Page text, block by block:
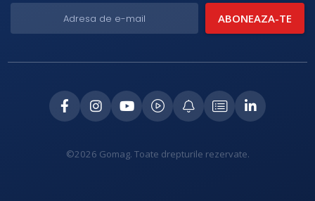
©2026 Gomag. Toate drepturile rezervate.